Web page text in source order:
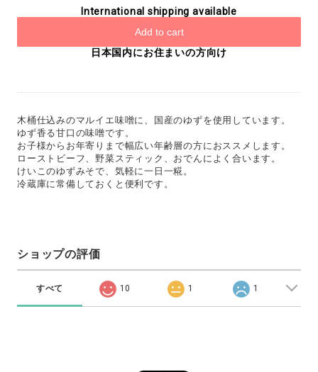
International shipping available
Add to cart
日本国内にお住まいの方向け
木桶仕込みのマルイエ味噌に、国産のゆずを使用しています。
ゆず香る甘口の味噌です。
お子様からお年寄りまで幅広い年齢層の方におススメします。
ローストビーフ、野菜スティック、おでんによく合います。
けいこのゆずみそで、気軽に一日一糀。
冷蔵庫に常備しておくと便利です。
ショップの評価
すべて 10 1 1